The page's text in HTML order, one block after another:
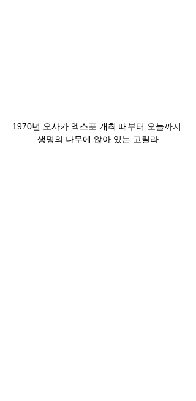
1970년 오사카 엑스포 개최 때부터 오늘까지
생명의 나무에 앉아 있는 고릴라